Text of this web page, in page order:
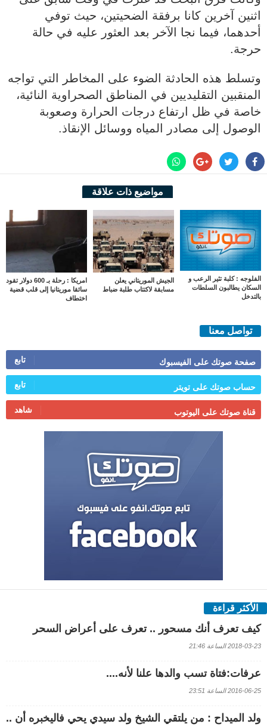
اثنين آخرين كانا برفقة الضحيتين، حيث توفي
أحدهما، فيما نجا الآخر بعد العثور عليه في حالة
حرجة.
وتسلط هذه الحادثة الضوء على المخاطر التي تواجه
المنقبين التقليديين في المناطق الصحراوية النائية،
خاصة في ظل ارتفاع درجات الحرارة وصعوبة
الوصول إلى مصادر المياه ووسائل الإنقاذ.
مواضيع ذات علاقة
الفلوجه : كلبة تثير الرعب و
السكان يطالبون السلطات
بالتدخل
الجيش الموريتاني يعلن
مسابقة لاكتتاب طلبة ضباط
امريكا : رحلة بـ 600 دولار تقود
سائقا موريتانيا إلى قلب قضية
اختطاف
تواصل معنا
صفحة صوتك على الفيسبوك تابع
حساب صوتك على تويتر تابع
قناة صوتك على اليوتوب شاهد
الأكثر قراءة
كيف تعرف أنك مسحور .. تعرف على أعراض السحر
2018-03-23 الساعة 21:46
عرفات:فتاة تسب والدها علنا لأنه....
2016-06-25 الساعة 23:51
ولد الميداح : من يلتقي الشيخ ولد سيدي يحي فاليخبره أن ..